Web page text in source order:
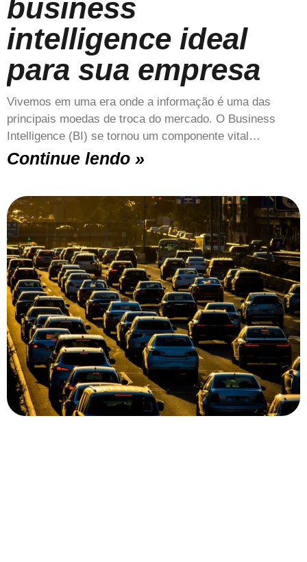
business
intelligence ideal
para sua empresa
Vivemos em uma era onde a informação é uma das
principais moedas de troca do mercado. O Business
Intelligence (BI) se tornou um componente vital…
Continue lendo »